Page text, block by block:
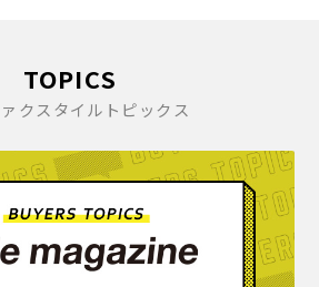
TOPICS
クスタイルトピックス